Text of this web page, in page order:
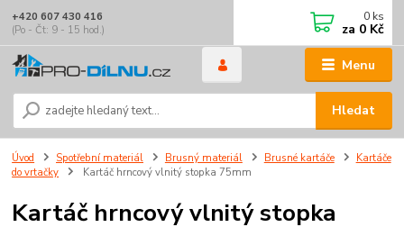
Menu
Hledat
+420 607 430 416
(Po - Čt: 9 - 15 hod.)
0 ks
za 0 Kč
Úvod Spotřební materiál Brusný materiál Brusné kartáče
Kartáče
do vrtačky
Kartáč hrncový vlnitý stopka 75mm
Kartáč hrncový vlnitý stopka